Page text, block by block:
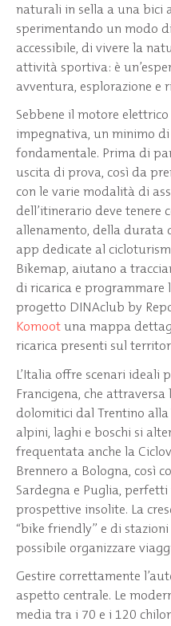
naturali in sella a una bici
sperimentando un modo
accessibile, di vivere la
attività sportiva: è
avventura, esplorazione e
Sebbene il motore
impegnativa, un minimo
fondamentale. Prima di
uscita di prova, così da
con le varie modalità di
dell’itinerario deve tenere
allenamento, della durata
app dedicate al
Bikemap, aiutano a
di ricarica e programmare
progetto DINAclub by
Komootuna mappa
ricarica presenti sul
L’Italia offre scenari ideali
Francigena, che
dolomitici dal Trentino alla
alpini, laghi e boschi si
frequentata anche la
Brennero a Bologna, così
Sardegna e Puglia,
prospettive insolite. La
“bike friendly” e di
possibile organizzare
Gestire correttamente
aspetto centrale. Le
media tra i 70 e i 120